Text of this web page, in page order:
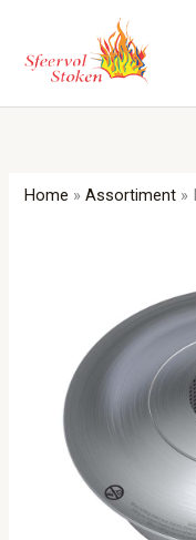
inhoud
Home »Assortiment »